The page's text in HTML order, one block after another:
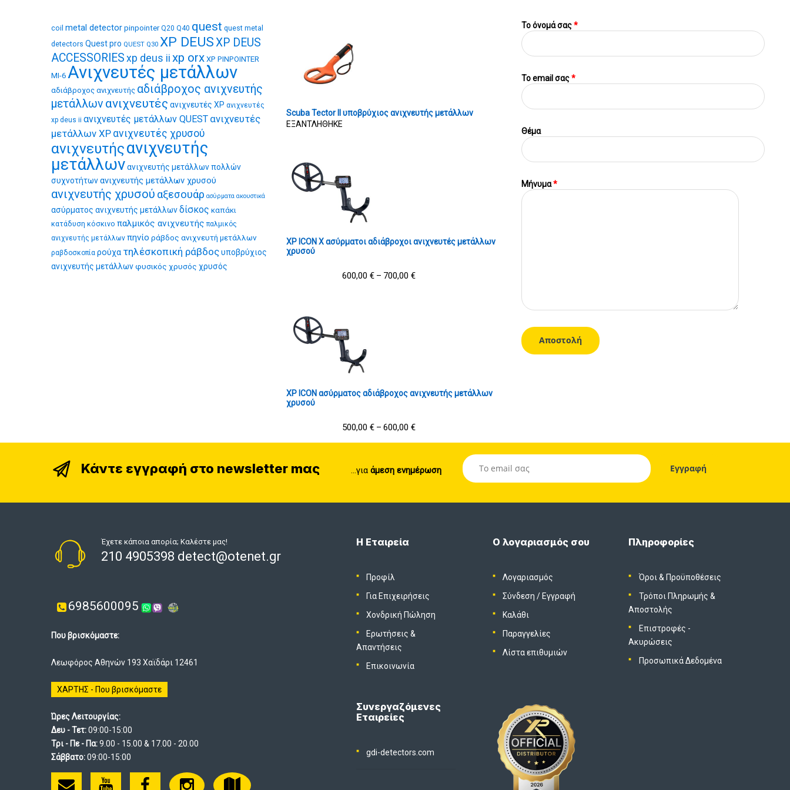
coil metal detector pinpointer Q20 Q40 quest quest metal
detectors Quest pro QUEST Q30 XP DEUSXP DEUS
ACCESSORIES xp deus ii xp orx XP PINPOINTER
MI-6 Ανιχνευτές μετάλλων
αδιάβροχος ανιχνευτής αδιάβροχος ανιχνευτής
μετάλλων ανιχνευτές ανιχνευτές XP ανιχνευτές
xp deus ii ανιχνευτές μετάλλων QUEST ανιχνευτές
μετάλλων XP ανιχνευτές χρυσού
ανιχνευτήςανιχνευτής
μετάλλωνανιχνευτής μετάλλων πολλών
συχνοτήτωνανιχνευτής μετάλλων χρυσού
ανιχνευτής χρυσού αξεσουάρ ασύρματα ακουστικά
ασύρματος ανιχνευτής μετάλλωνδίσκος καπάκι
κατάδυση κόσκινο παλμικός ανιχνευτής παλμικός
ανιχνευτής μετάλλων πηνίο ράβδος ανιχνευτή μετάλλων
ραβδοσκοπία ρούχα τηλέσκοπική ράβδοςυποβρύχιος
ανιχνευτής μετάλλωνφυσικός χρυσός χρυσός
Scuba Tector II υποβρύχιος ανιχνευτής μετάλλων
ΕΞΑΝΤΛΗΘΗΚΕ
XP ICON X ασύρματοι αδιάβροχοι ανιχνευτές μετάλλων
χρυσού
600,00 € – 700,00 €
XP ICON ασύρματος αδιάβροχος ανιχνευτής μετάλλων
χρυσού
500,00 € – 600,00 €
Το όνομά σας*
To email σας*
Θέμα
Μήνυμα*
Κάντε εγγραφή στο newsletter mας ...για άμεση ενημέρωση
Η Εταιρεία
Προφίλ
Για Επιχειρήσεις
Χονδρική Πώληση
Ερωτήσεις &
Απαντήσεις
Επικοινωνία
Ο λογαριασμός σου
Λογαριασμός
Σύνδεση / Εγγραφή
Καλάθι
Παραγγελίες
Λίστα επιθυμιών
Πληροφορίες
Όροι & Προϋποθέσεις
Τρόποι Πληρωμής &
Αποστολής
Επιστροφές -
Ακυρώσεις
Προσωπικά Δεδομένα
Συνεργαζόμενες
Εταιρείες
gdi-detectors.com
Έχετε κάποια απορία; Καλέστε μας!
210 4905398 detect@otenet.gr
6985600095
Που βρισκόμαστε:
Λεωφόρος Αθηνών 193 Χαϊδάρι 12461
ΧΑΡΤΗΣ - Που βρισκόμαστε
Ώρες Λειτουργίας:
Δευ - Τετ:09:00-15:00
Τρι - Πε - Πα:9.00 - 15.00 & 17.00 - 20.00
Σάββατο:09:00-15:00